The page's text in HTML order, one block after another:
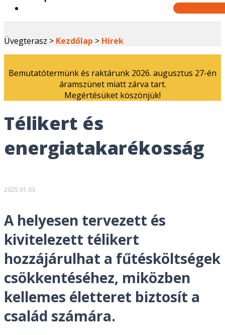
Üvegterasz > Kezdőlap > Hírek
Bemutatótermünk és raktárunk 2026. augusztus 27-én
áramszünet miatt zárva tart.
Megértésüket köszönjük!
Télikert és
energiatakarékosság
2025.01.03
A helyesen tervezett és
kivitelezett télikert
hozzájárulhat a fűtésköltségek
csökkentéséhez, miközben
kellemes életteret biztosít a
család számára.